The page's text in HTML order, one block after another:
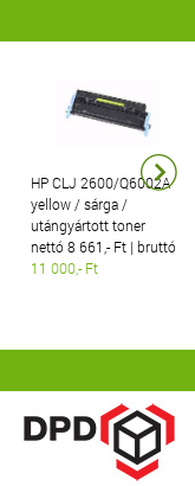
HP CLJ 2600/Q6002A
yellow / sárga /
utángyártott toner
nettó 8 661,- Ft | bruttó
11 000,- Ft